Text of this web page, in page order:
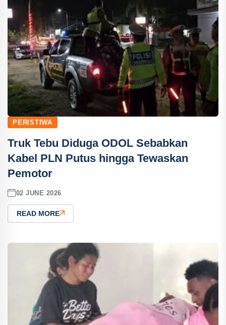
PERISTIWA
Truk Tebu Diduga ODOL Sebabkan
Kabel PLN Putus hingga Tewaskan
Pemotor
02 JUNE 2026
READ MORE